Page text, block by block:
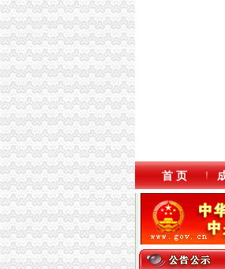
首 页